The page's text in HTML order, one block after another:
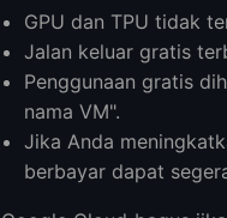
GPU dan TPU tidak
Jalan keluar gratis
Penggunaan gratis
nama VM".
Jika Anda
berbayar dapat